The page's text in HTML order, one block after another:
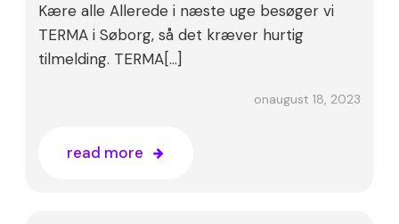
Kære alle Allerede i næste uge besøger vi
TERMA i Søborg, så det kræver hurtig
tilmelding. TERMA[…]
onaugust 18, 2023
read more